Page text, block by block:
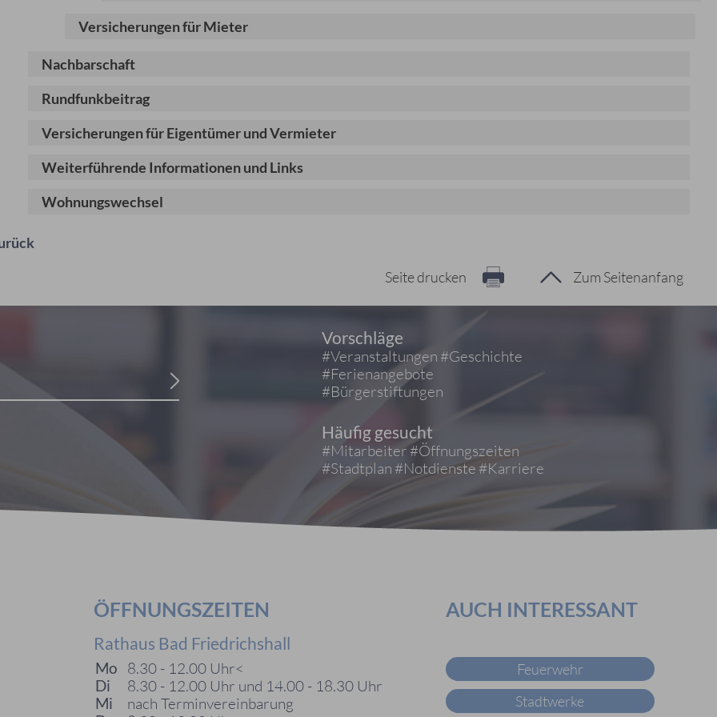
Versicherungen für Mieter
Nachbarschaft
Rundfunkbeitrag
Versicherungen für Eigentümer und Vermieter
Weiterführende Informationen und Links
Wohnungswechsel
Zum Seitenanfang
Seite drucken
Vorschläge
#Veranstaltungen #Geschichte
#Ferienangebote
#Bürgerstiftungen
Häufig gesucht
#Mitarbeiter #Öffnungszeiten
#Stadtplan #Notdienste#Karriere
ÖFFNUNGSZEITEN
Rathaus Bad Friedrichshall
Mo 8.30 - 12.00 Uhr<
Di 8.30 - 12.00 Uhr und 14.00 - 18.30 Uhr
Mi nach Terminvereinbarung
AUCH INTERESSANT
Feuerwehr
Stadtwerke